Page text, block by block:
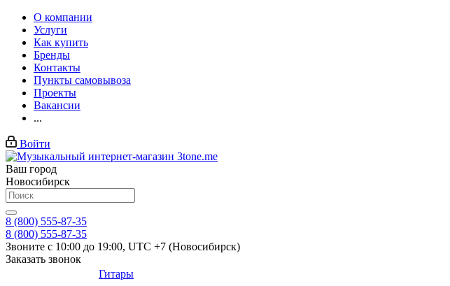
О компании
Услуги
Как купить
Бренды
Контакты
Пункты самовывоза
Проекты
Вакансии
...
Войти
Ваш город
Новосибирск
8 (800) 555-87-35
8 (800) 555-87-35
Звоните с 10:00 до 19:00, UTC +7 (Новосибирск)
Заказать звонок
Гитары